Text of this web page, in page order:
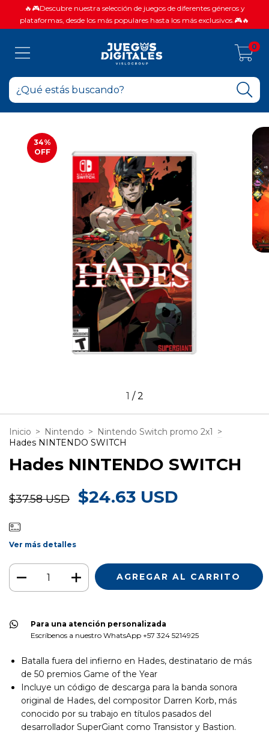
🔥🎮Descubre nuestra selección de juegos de diferentes géneros y
plataformas, desde los más populares hasta los más exclusivos.🎮🔥
0
34%
OFF
1 /2
Inicio > Nintendo > Nintendo Switch promo 2x1 >
Hades NINTENDO SWITCH
Hades NINTENDO SWITCH
$37.58 USD $24.63 USD
Ver más detalles
Para una atención personalizada
Escríbenos a nuestro WhatsApp +57 324 5214925
Batalla fuera del infierno en Hades, destinatario de más
de 50 premios Game of the Year
Incluye un código de descarga para la banda sonora
original de Hades, del compositor Darren Korb, más
conocido por su trabajo en títulos pasados del
desarrollador SuperGiant como Transistor y Bastion.